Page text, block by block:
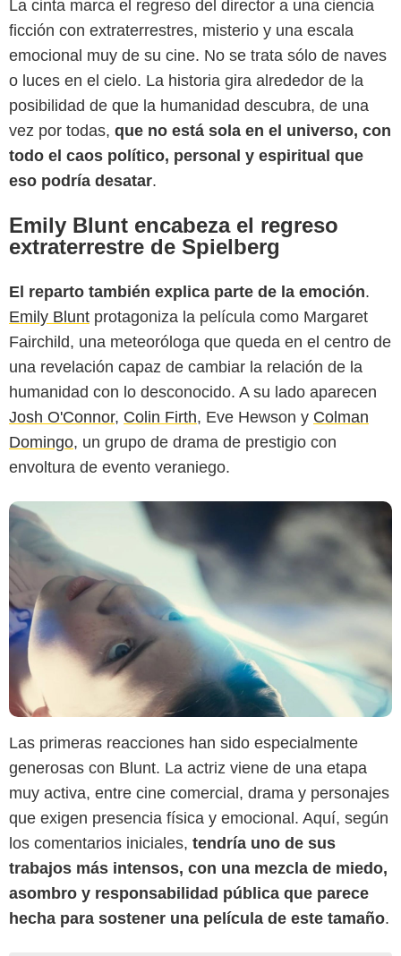
La cinta marca el regreso del director a una ciencia
ficción con extraterrestres, misterio y una escala
emocional muy de su cine. No se trata sólo de naves
o luces en el cielo. La historia gira alrededor de la
posibilidad de que la humanidad descubra, de una
vez por todas, que no está sola en el universo, con
todo el caos político, personal y espiritual que
eso podría desatar.
Emily Blunt encabeza el regreso
extraterrestre de Spielberg
El reparto también explica parte de la emoción.
Emily Blunt protagoniza la película como Margaret
Fairchild, una meteoróloga que queda en el centro de
una revelación capaz de cambiar la relación de la
humanidad con lo desconocido. A su lado aparecen
Josh O'Connor, Colin Firth, Eve Hewson y Colman
Domingo, un grupo de drama de prestigio con
envoltura de evento veraniego.
Amblin Entertainment
Las primeras reacciones han sido especialmente
generosas con Blunt. La actriz viene de una etapa
muy activa, entre cine comercial, drama y personajes
que exigen presencia física y emocional. Aquí, según
los comentarios iniciales, tendría uno de sus
trabajos más intensos, con una mezcla de miedo,
asombro y responsabilidad pública que parece
hecha para sostener una película de este tamaño.